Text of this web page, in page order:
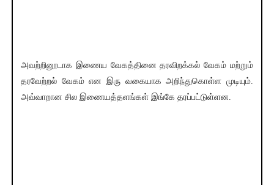
அவற்றினூடாக இணைய வேகத்தினை தரவிறக்கல் வேகம் மற்றும்
தரவேற்றல் வேகம் என இரு வகையாக அறிந்துகொள்ள முடியும்.
அவ்வாறான சில இணையத்தளங்கள் இங்கே தரப்பட்டுள்ளன.